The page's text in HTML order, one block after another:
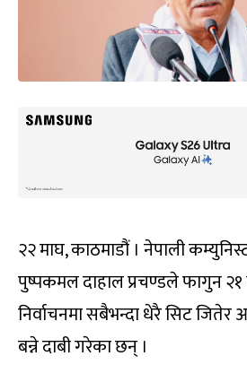
२२ माघ, काठमाडौं । नेपाली
पुष्पकमल दाहाल प्रचण्डले फागुन २१
निर्वाचनमा सबैभन्दा धेरै सिट जितेर
बन्ने दाबी गरेका छन् ।